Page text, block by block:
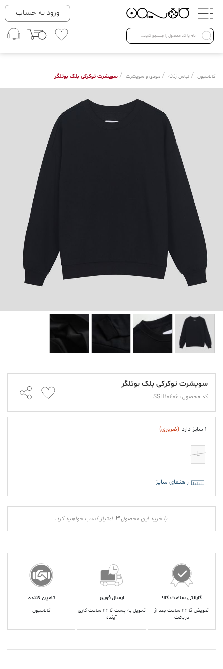
دسته بندی ها
Open submenu ( لباس زنانه )
لباس زنانه
لباس مردانه
ورود به حساب
کالاسیون / لباس زنانه / هودی و سویشرت / سویشرت توکرکی بلک بوتلگر
سویشرت توکرکی بلک بوتلگر
کد محصول: SSH10406
1 سایز دارد (ضروری)
L
راهنمای سایز
با خرید این محصول3 امتیاز کسب خواهید کرد.
گارانتی سلامت کالا
تعویض تا ۲۴ ساعت بعد از
دریافت
ارسال فوری
تحویل به پست تا ۲۴ ساعت کاری
آینده
تامین کننده
کالاسیون